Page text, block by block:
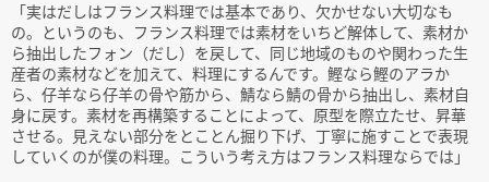
「実はだしはフランス料理では基本であり、欠かせない大切なも
の。というのも、フランス料理では素材をいちど解体して、素材か
ら抽出したフォン（だし）を戻して、同じ地域のものや関わった生
産者の素材などを加えて、料理にするんです。鰹なら鰹のアラか
ら、仔羊なら仔羊の骨や筋から、鯖なら鯖の骨から抽出し、素材自
身に戻す。素材を再構築することによって、原型を際立たせ、昇華
させる。見えない部分をとことん掘り下げ、丁寧に施すことで表現
していくのが僕の料理。こういう考え方はフランス料理ならでは」